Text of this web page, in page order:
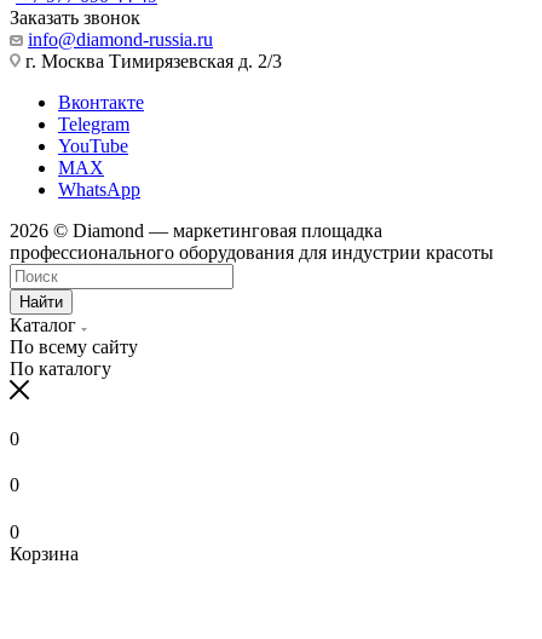
Заказать звонок
info@diamond-russia.ru
г. Москва Тимирязевская д. 2/3
Вконтакте
Telegram
YouTube
MAX
WhatsApp
2026 © Diamond — маркетинговая площадка
профессионального оборудования для индустрии красоты
Найти
Каталог
По всему сайту
По каталогу
0
0
0
Корзина